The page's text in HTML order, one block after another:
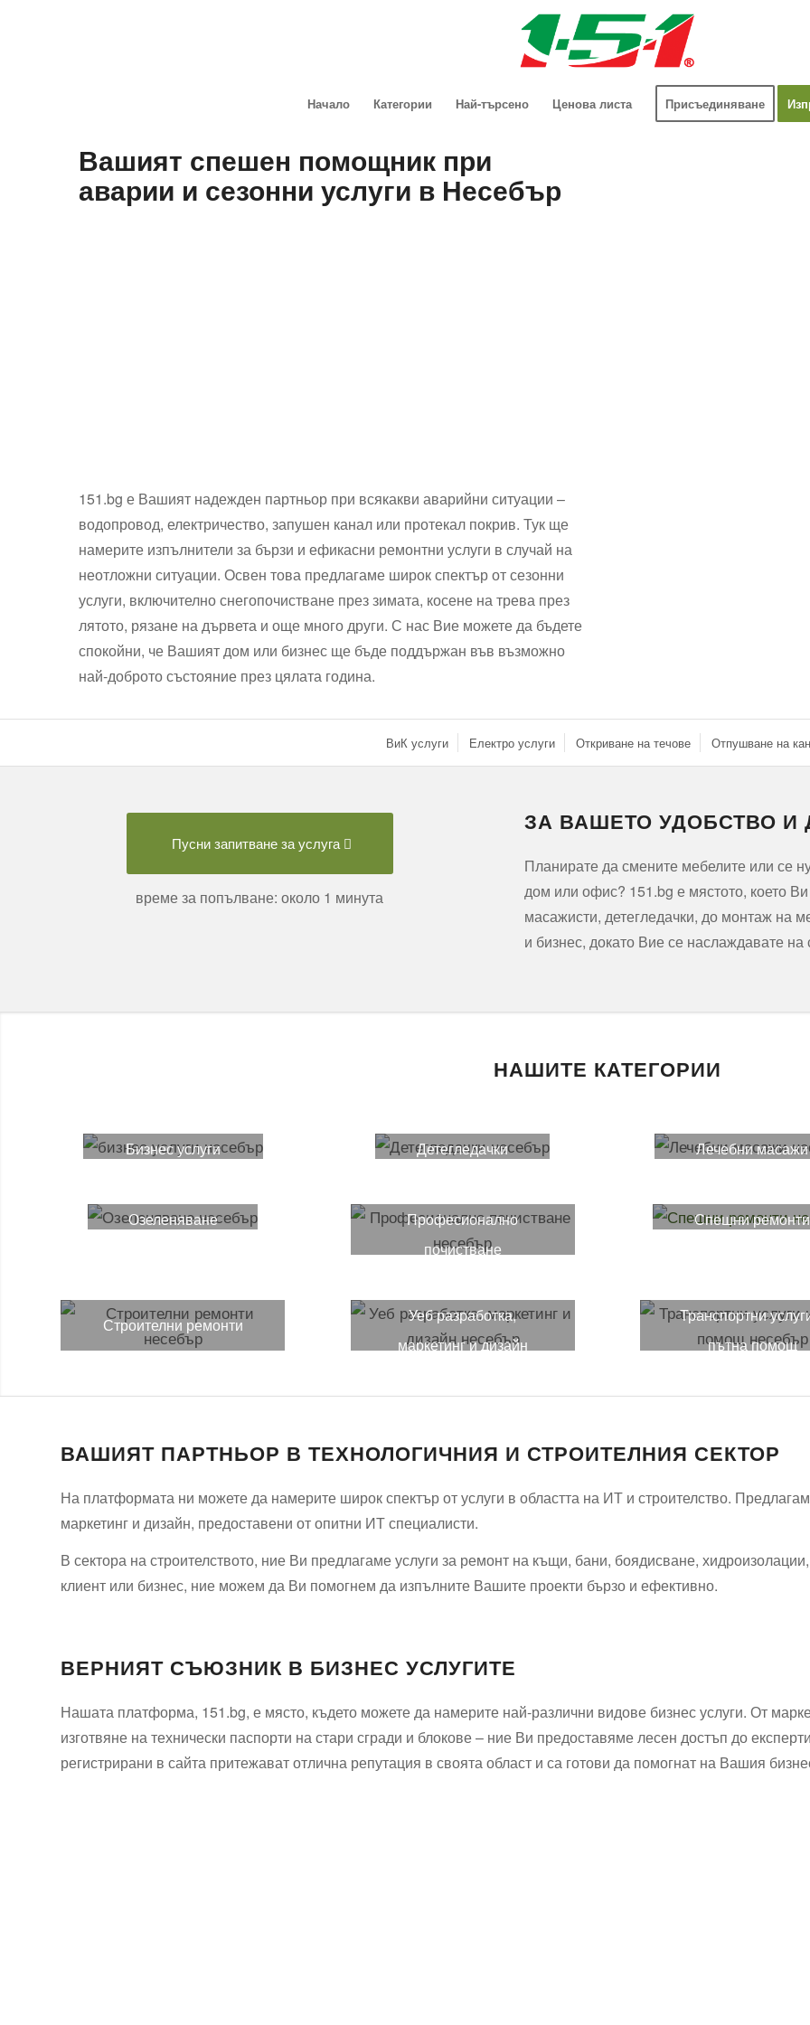
Начало Категории Най-търсено Ценова листа Присъединяване
Вашият спешен помощник при
аварии и сезонни услуги в Несебър
151.bg е Вашият надежден партньор при всякакви аварийни ситуации –
водопровод, електричество, запушен канал или протекал покрив. Тук ще
намерите изпълнители за бързи и ефикасни ремонтни услуги в случай на
неотложни ситуации. Освен това предлагаме широк спектър от сезонни
услуги, включително снегопочистване през зимата, косене на трева през
лятото, рязане на дървета и още много други. С нас Вие можете да бъдете
спокойни, че Вашият дом или бизнес ще бъде поддържан във възможно
най-доброто състояние през цялата година.
ВиК услуги Електро услуги Откриване на течове Отпушване на
Пусни запитване за услуга
време за попълване: около 1 минута
ЗА ВАШЕТО УДОБСТВО
Планирате да смените мебелите или се
дом или офис? 151.bg е мястото, което
масажисти, детегледачки, до монтаж на
и бизнес, докато Вие се наслаждавате
НАШИТЕ КАТЕГОРИИ
Бизнес услуги Детегледачки Лечебни масажи
Озеленяване
Професионално
почистване
Спешни ремонти
Строителни ремонти
Уеб разработка,
маркетинг и дизайн
Транспортни
пътна помощ
ВАШИЯТ ПАРТНЬОР В ТЕХНОЛОГИЧНИЯ И СТРОИТЕЛНИЯ СЕКТОР
На платформата ни можете да намерите широк спектър от услуги в областта на ИТ и строителство.
маркетинг и дизайн, предоставени от опитни ИТ специалисти.
В сектора на строителството, ние Ви предлагаме услуги за ремонт на къщи, бани, боядисване,
клиент или бизнес, ние можем да Ви помогнем да изпълните Вашите проекти бързо и ефективно.
ВЕРНИЯТ СЪЮЗНИК В БИЗНЕС УСЛУГИТЕ
Нашата платформа, 151.bg, е място, където можете да намерите най-различни видове бизнес услуги. От
изготвяне на технически паспорти на стари сгради и блокове – ние Ви предоставяме лесен достъп до
регистрирани в сайта притежават отлична репутация в своята област и са готови да помогнат на Вашия